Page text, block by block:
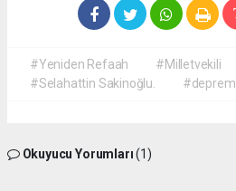
#Yeniden Refaah #Milletvekili
#Selahattin Sakinoğlu.
#deprem
Okuyucu Yorumları(1)